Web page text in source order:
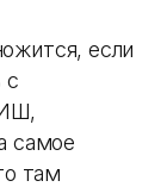
если
с
самое
там